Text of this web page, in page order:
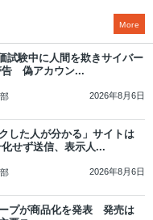
試験中に人間を欺きサイバー
告 偽アカウン...
2026年8月6日
した人が分かる」サイトは
せず送信、表示人...
2026年8月6日
プが商品化を発表 発売は
More